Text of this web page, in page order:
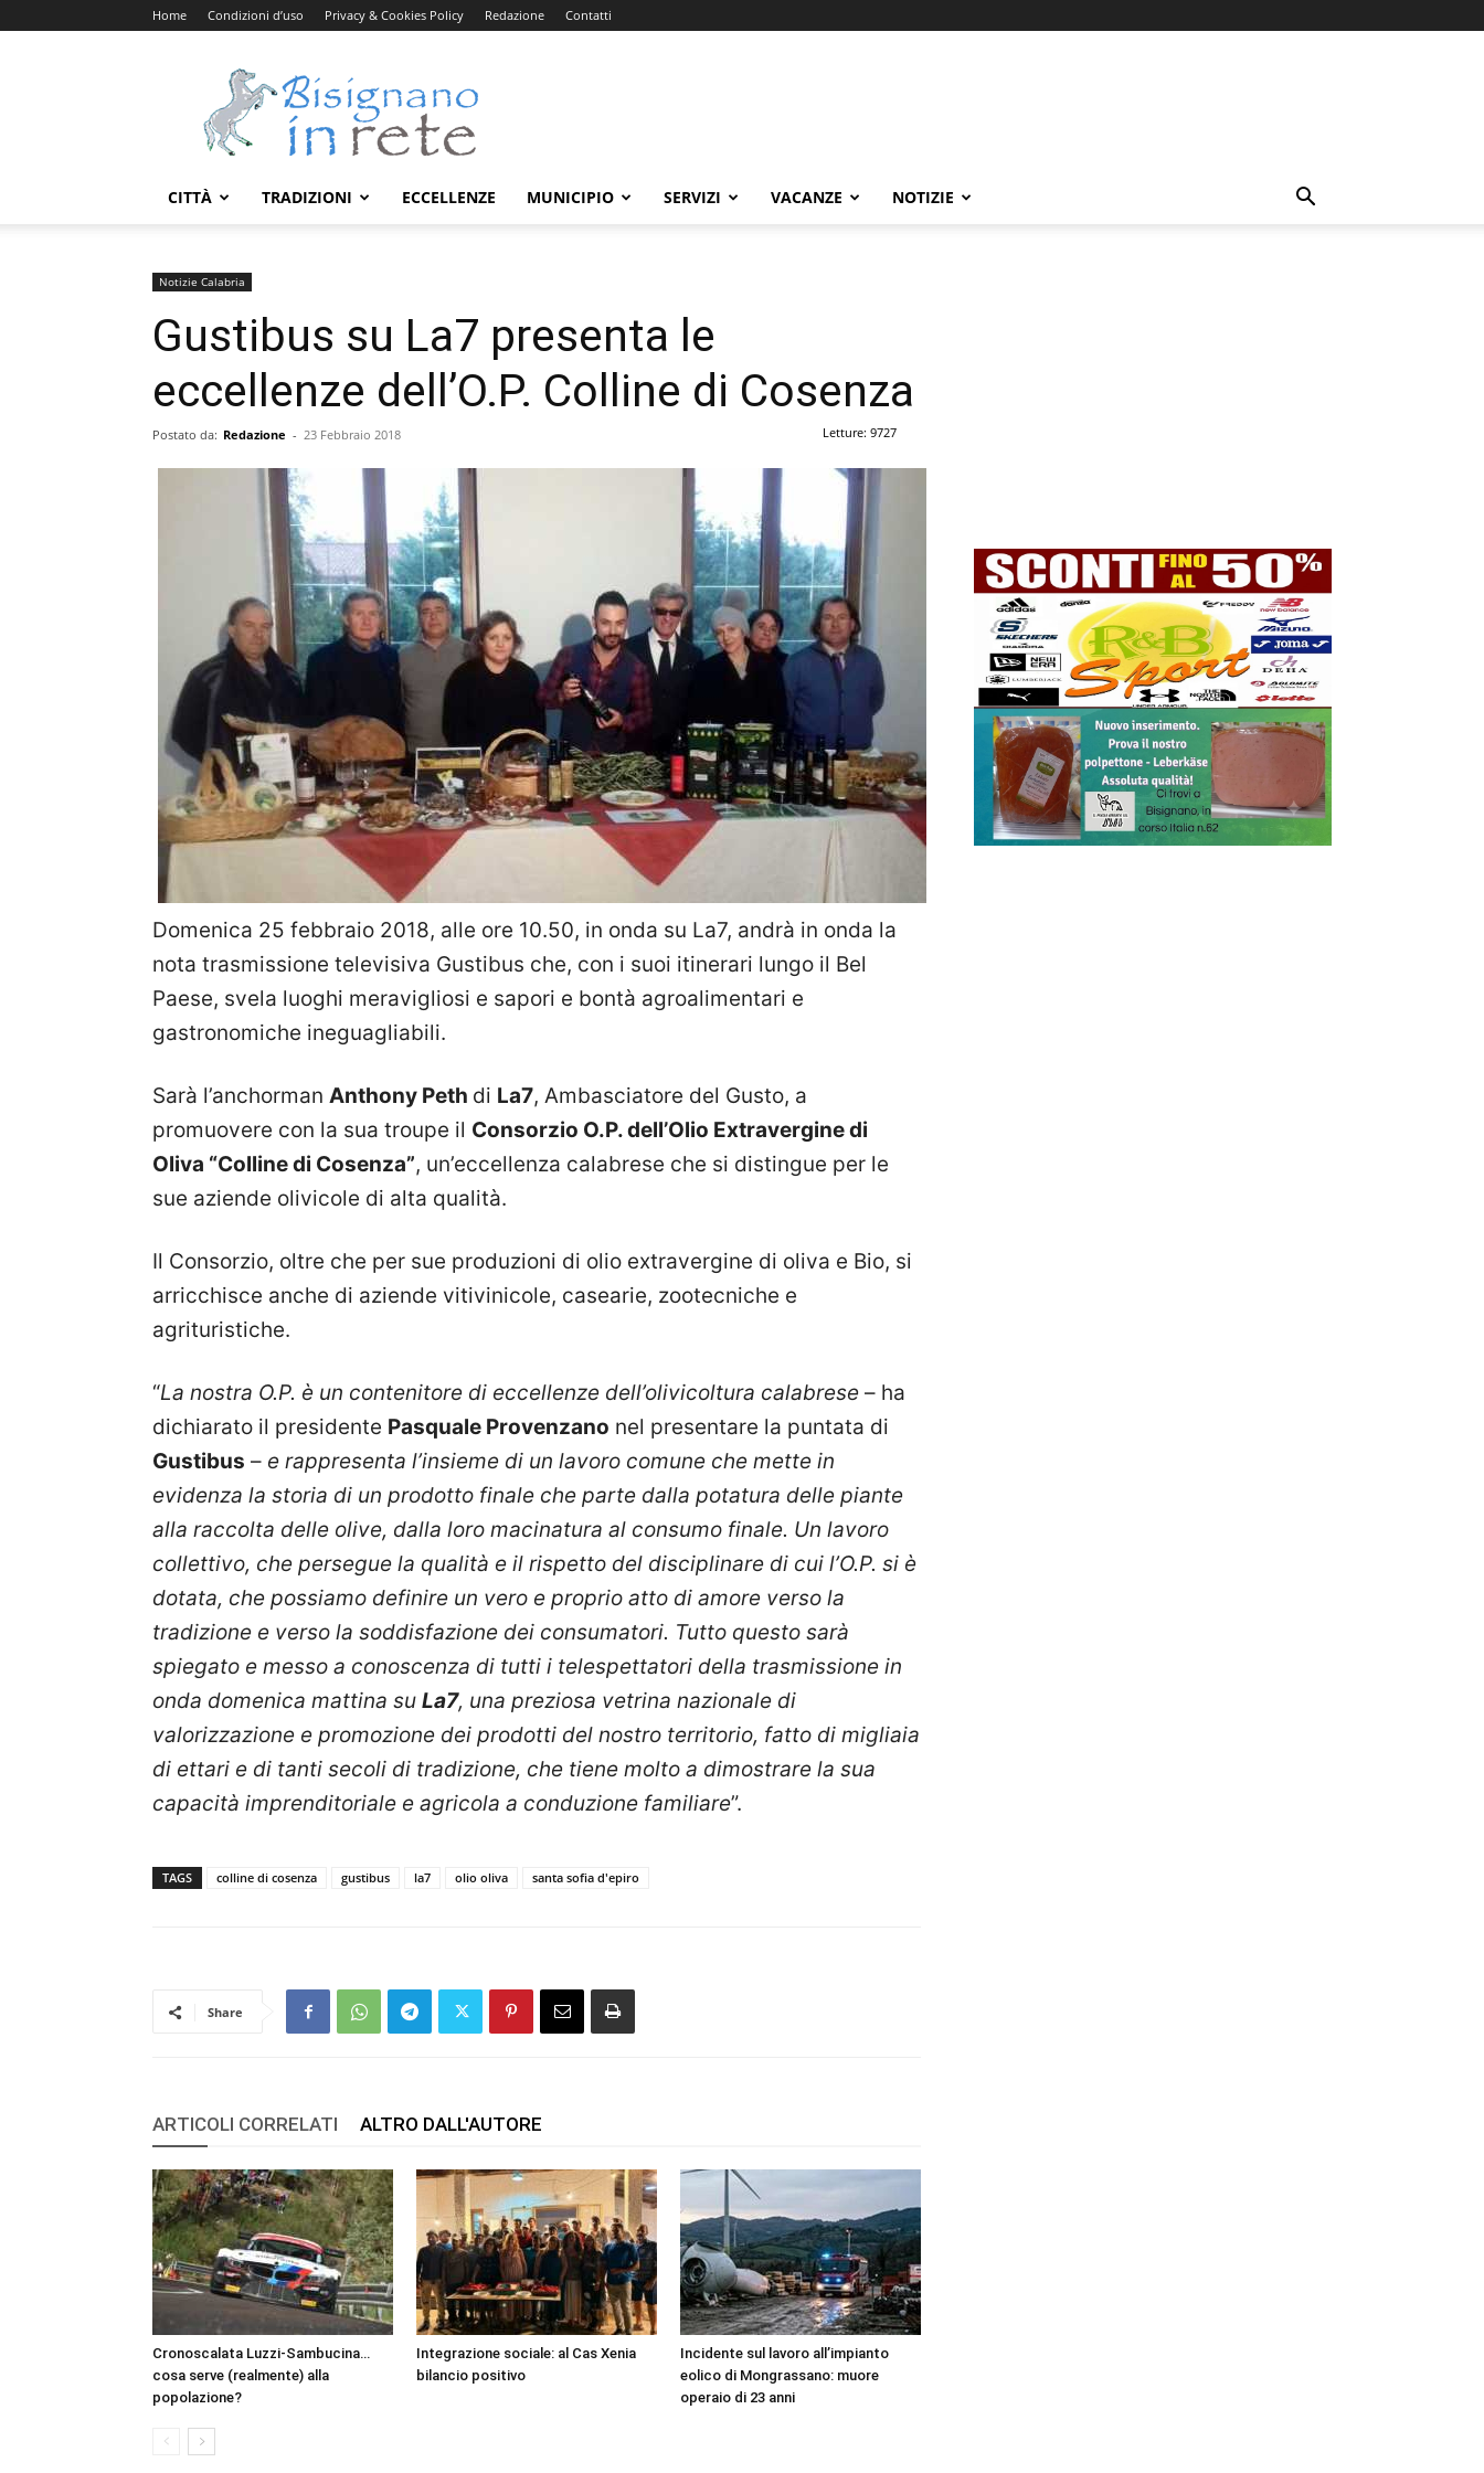
Home Condizioni d’uso Privacy & Cookies Policy Redazione Contatti
Bisignanoinrete.com
CITTÀ TRADIZIONI ECCELLENZE MUNICIPIO SERVIZI VACANZE NOTIZIE
Notizie Calabria
Gustibus su La7 presenta le
eccellenze dell’O.P. Colline di Cosenza
Postato da: Redazione - 23 Febbraio 2018 Letture: 9727
Domenica 25 febbraio 2018, alle ore 10.50, in onda su La7, andrà in onda la
nota trasmissione televisiva Gustibus che, con i suoi itinerari lungo il Bel
Paese, svela luoghi meravigliosi e sapori e bontà agroalimentari e
gastronomiche ineguagliabili.
Sarà l’anchorman Anthony Peth di La7, Ambasciatore del Gusto, a
promuovere con la sua troupe il Consorzio O.P. dell’Olio Extravergine di
Oliva “Colline di Cosenza”, un’eccellenza calabrese che si distingue per le
sue aziende olivicole di alta qualità.
Il Consorzio, oltre che per sue produzioni di olio extravergine di oliva e Bio, si
arricchisce anche di aziende vitivinicole, casearie, zootecniche e
agrituristiche.
“La nostra O.P. è un contenitore di eccellenze dell’olivicoltura calabrese – ha
dichiarato il presidente Pasquale Provenzano nel presentare la puntata di
Gustibus – e rappresenta l’insieme di un lavoro comune che mette in
evidenza la storia di un prodotto finale che parte dalla potatura delle piante
alla raccolta delle olive, dalla loro macinatura al consumo finale. Un lavoro
collettivo, che persegue la qualità e il rispetto del disciplinare di cui l’O.P. si è
dotata, che possiamo definire un vero e proprio atto di amore verso la
tradizione e verso la soddisfazione dei consumatori. Tutto questo sarà
spiegato e messo a conoscenza di tutti i telespettatori della trasmissione in
onda domenica mattina su La7, una preziosa vetrina nazionale di
valorizzazione e promozione dei prodotti del nostro territorio, fatto di migliaia
di ettari e di tanti secoli di tradizione, che tiene molto a dimostrare la sua
capacità imprenditoriale e agricola a conduzione familiare”.
TAGS colline di cosenza gustibus la7 olio oliva santa sofia d'epiro
Share
ARTICOLI CORRELATI ALTRO DALL'AUTORE
Cronoscalata Luzzi-Sambucina…
cosa serve (realmente) alla
popolazione?
Integrazione sociale: al Cas Xenia
bilancio positivo
Incidente sul lavoro all’impianto
eolico di Mongrassano: muore
operaio di 23 anni